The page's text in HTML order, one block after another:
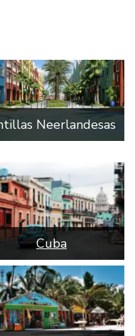
Neerlandesas
Cuba